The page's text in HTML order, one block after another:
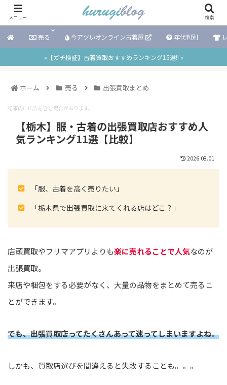
売る 今アツいオンライン古着屋 年代判別
»【ガチ検証】古着買取おすすめランキング15選!! «
ホーム 売る 出張買取まとめ
記事内に広告を含む場合があります。
【栃木】服・古着の出張買取店おすすめ人
気ランキング11選【比較】
2026.08.01
「服、古着を高く売りたい」
「栃木県で出張買取に来てくれる店はどこ？」
店頭買取やフリマアプリよりも楽に売れることで人気なのが
出張買取。
来店や梱包をする必要がなく、大量の品物をまとめて売るこ
とができます。
でも、出張買取店ってたくさんあって迷ってしまいますよね。
しかも、買取店選びを間違えると失敗することも。。。
メニュー 検索